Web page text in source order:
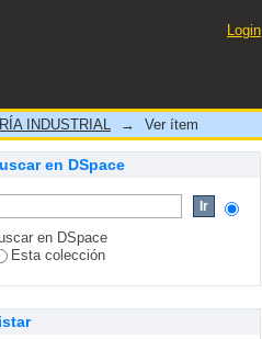
y la Mejora de la
Login
INDUSTRIAL → Ver ítem
en DSpace
en DSpace
Esta colección